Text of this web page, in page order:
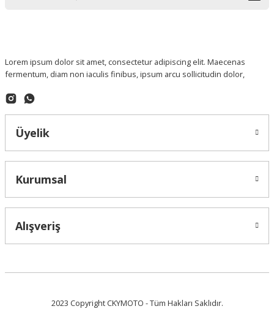
Lorem ipsum dolor sit amet, consectetur adipiscing elit. Maecenas
fermentum, diam non iaculis finibus, ipsum arcu sollicitudin dolor,
Üyelik
Kurumsal
Alışveriş
2023 Copyright CKYMOTO - Tüm Hakları Saklıdır.